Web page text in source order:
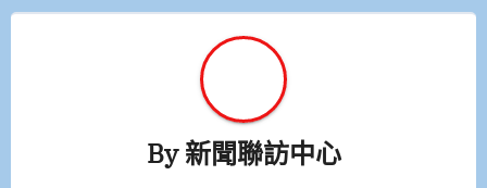
By新聞聯訪中心